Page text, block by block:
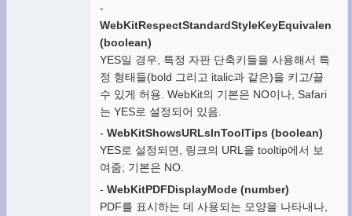
-
WebKitRespectStandardStyleKeyEquivalents
(boolean)
YES일 경우, 특정 자판 단축키들을 사용해서 특
정 형태들(bold 그리고 italic과 같은)을 키고/끌
수 있게 허용. WebKit의 기본은 NO이나, Safari
는 YES로 설정되어 있음.
- WebKitShowsURLsInToolTips (boolean)
YES로 설정되면, 링크의 URL을 tooltip에서 보
여줌; 기본은 NO.
- WebKitPDFDisplayMode (number)
PDF를 표시하는 데 사용되는 모양을 나타내나,